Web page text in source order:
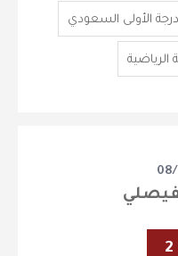
الأولى السعودي
2